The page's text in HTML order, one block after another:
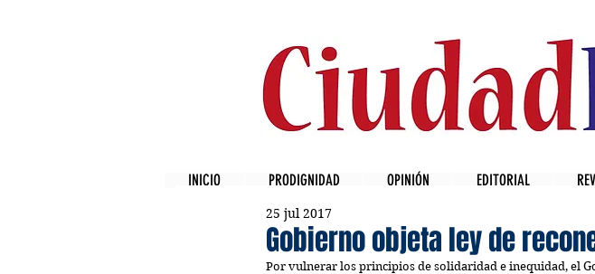
INICIO PRODIGNIDAD OPINIÓN EDITORIAL
Gobierno objeta ley de
25 jul 2017
Por vulnerar los principios de solidaridad e inequidad, el